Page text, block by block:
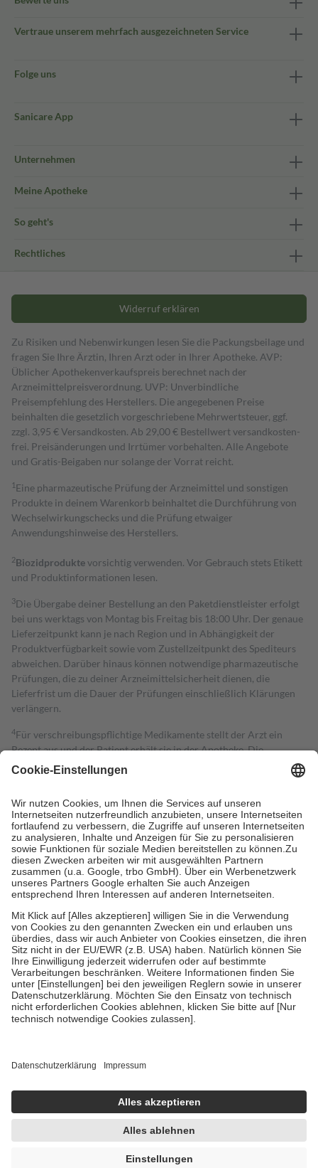
Vertraue unserem mehrfach ausgezeichneten Service
Folge uns
Sanicare App
Unternehmen
Meine Apotheke
So geht's
Rechtliches
Widerruf erklären
Zu Risiken und Nebenwirkungen lesen Sie die Packungsbeilage und
fragen Sie Ihre Ärztin, Ihren Arzt oder in Ihrer Apotheke. AVP:
Üblicher Apothekenverkaufspreis berechnet nach der
Arzneimittelpreisverordnung. UVP: Unverbindliche
Preisempfehlung des Herstellers. Die angegebenen Preise
beinhalten die gesetzlich vorgeschriebene Mehrwertsteuer, ggf.
zzgl. 3,95 € Versandkosten. Ab 29,00 € Bestell­wert versand­kosten­
frei. Preisänderungen und Irrtümer vorbehalten. Alle Angebote
und Gratis-Beigaben nur solange der Vorrat reicht.
1 Eine pharmazeutische Prüfung der Arzneimittel und sonstigen
Produkte in deinem Warenkorb beinhaltet die Durchführung von
Wechselwirkungschecks und die Prüfung etwaiger
Anwendungshinweise des Herstellers.
2Biozidproduktevorsichtig verwenden. Vor Gebrauch stets Etikett
und Produktinformationen lesen.
3Die Übergabe deiner Bestellung an den Paketdienstleister erfolgt
bei uns werktags von Montag bis Freitag bis 18:00 Uhr. Der genaue
Lieferzeitpunkt kann je nach Region und in Abhängigkeit der
Produktverfügbarkeit sowie vom Zustellzeitpunkt des Spediteurs
abweichen. Darüber hinaus können notwendige pharmazeutische
Prüfungen, die zu deiner Arzneimittelsicherheit dienen, die
Lieferfrist um die Dauer der Prüfungen einschließlich Klärungen
verlängern.
4Für verschreibungspflichtige Medikamente stellt der Arzt ein
Rezept aus und der Patient erhält sie in der Apotheke. Die
gesetzliche Krankenversicherung übernimmt in der Regel die
Kosten dafür, der Versicherte trägt einen Teil davon als Zuzahlung
Grundsätzlich leisten Mitglieder Zuzahlungen in Höhe von zehn
Prozent des Abgabepreises,mindestens jedochfünf Euround
höchstens zehn Euro.Es sind jedoch nie mehr als die tatsächlichen
Kosten der Leistung zu entrichten.
Diese Regeln gelten grundsätzlich auch für Online-Apotheken.
Bei Heilmitteln und häuslicher Krankenpflege beträgt die
Zuzahlung zehn Prozent der Kosten sowie zehn Euro je
Verordnung.
Um das Engagement der Versicherten für ihre eigene Gesundheit zu
stärken und die besondere Stellung der Familie zu unterstützen,
fallenkeine Zuzahlungenan bei:
• Kindern und Jugendlichen bis zum vollendeten 18. Lebensjahr
mit Ausnahme der Fahrkosten
• Untersuchungen zur Vorsorge und Früherkennung, die von der
GKV getragen werden
Einholung von Bewertungen. Trusted Shops hat Maßnahmen
getroffen, um sicherzustellen, dass es sich um echte Bewertungen
handelt. Mehr Informationen findest du hier:
https://help.etrusted.com/hc/de/articles/4419944605341